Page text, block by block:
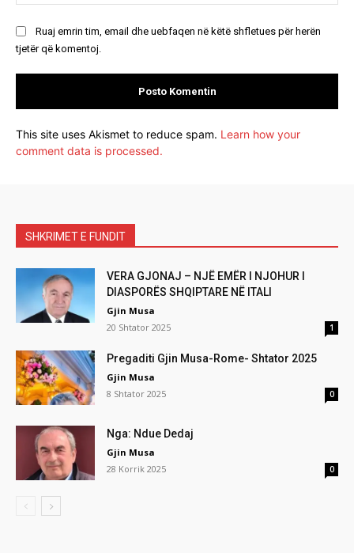
Ruaj emrin tim, email dhe uebfaqen në këtë shfletues për herën
tjetër që komentoj.
This site uses Akismet to reduce spam. Learn how your
comment data is processed.
SHKRIMET E FUNDIT
VERA GJONAJ – NJË EMËR I NJOHUR I
DIASPORËS SHQIPTARE NË ITALI
Gjin Musa
20 Shtator 2025
1
Pregaditi Gjin Musa-Rome- Shtator 2025
Gjin Musa
8 Shtator 2025
0
Nga: Ndue Dedaj
Gjin Musa
28 Korrik 2025
0